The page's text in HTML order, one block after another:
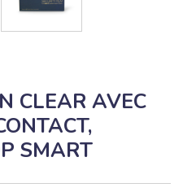
CLEAR AVEC
SMART